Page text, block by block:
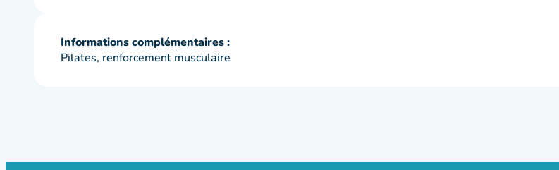
Informations complémentaires :
Pilates, renforcement musculaire